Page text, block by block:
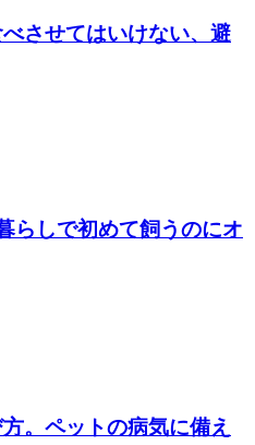
させてはいけない、避
らしで初めて飼うのにオ
。ペットの病気に備え